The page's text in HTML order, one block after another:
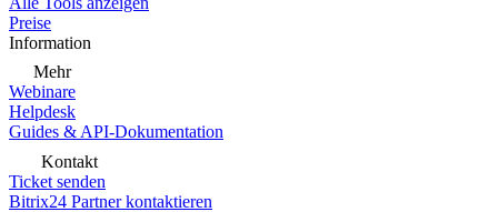
Preise
Information
Mehr
Webinare
Helpdesk
Guides & API-Dokumentation
Kontakt
Ticket senden
Bitrix24 Partner kontaktieren